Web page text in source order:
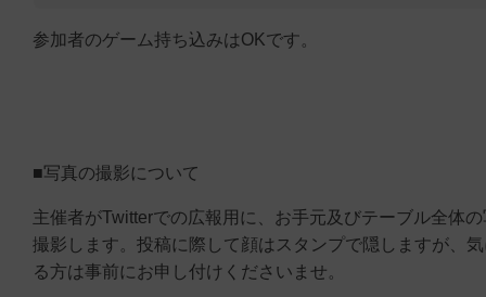
参加者のゲーム持ち込みはOKです。
■写真の撮影について
主催者がTwitterでの広報用に、お手元及びテーブル全体
撮影します。投稿に際して顔はスタンプで隠しますが、
る方は事前にお申し付けくださいませ。